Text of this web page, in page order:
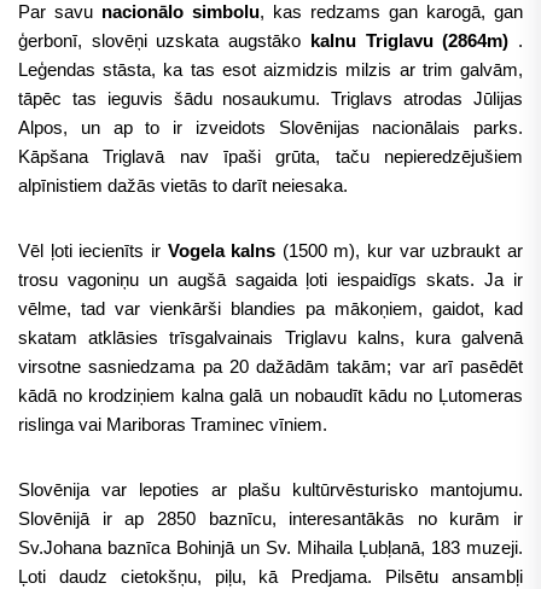
Par savu nacionālo simbolu, kas redzams gan karogā, gan
ģerbonī, slovēņi uzskata augstāko kalnu Triglavu (2864m) .
Leģendas stāsta, ka tas esot aizmidzis milzis ar trim galvām,
tāpēc tas ieguvis šādu nosaukumu. Triglavs atrodas Jūlijas
Alpos, un ap to ir izveidots Slovēnijas nacionālais parks.
Kāpšana Triglavā nav īpaši grūta, taču nepieredzējušiem
alpīnistiem dažās vietās to darīt neiesaka.
Vēl ļoti iecienīts ir Vogela kalns (1500 m), kur var uzbraukt ar
trosu vagoniņu un augšā sagaida ļoti iespaidīgs skats. Ja ir
vēlme, tad var vienkārši blandies pa mākoņiem, gaidot, kad
skatam atklāsies trīsgalvainais Triglavu kalns, kura galvenā
virsotne sasniedzama pa 20 dažādām takām; var arī pasēdēt
kādā no krodziņiem kalna galā un nobaudīt kādu no Ļutomeras
rislinga vai Mariboras Traminec vīniem.
Slovēnija var lepoties ar plašu kultūrvēsturisko mantojumu.
Slovēnijā ir ap 2850 baznīcu, interesantākās no kurām ir
Sv.Johana baznīca Bohinjā un Sv. Mihaila Ļubļanā, 183 muzeji.
Ļoti daudz cietokšņu, piļu, kā Predjama. Pilsētu ansambļi